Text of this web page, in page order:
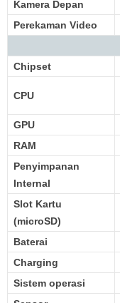
Kamera Depan
Perekaman Video
Chipset
CPU
GPU
RAM
Penyimpanan
Internal
Slot Kartu
(microSD)
Baterai
Charging
Sistem operasi